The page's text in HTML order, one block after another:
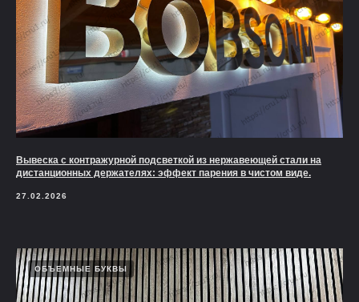
Вывеска с контражурной подсветкой из нержавеющей стали на
дистанционных держателях: эффект парения в чистом виде.
27.02.2026
ОБЪЕМНЫЕ БУКВЫ